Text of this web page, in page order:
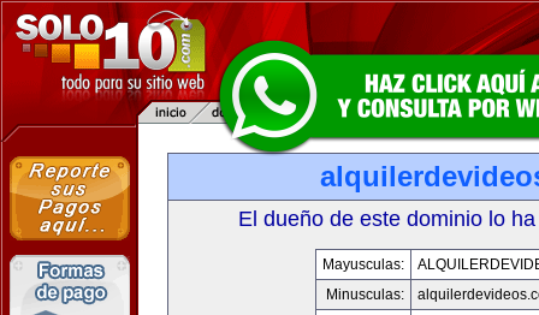
El dueño de este dominio lo
Mayusculas:
Minusculas: